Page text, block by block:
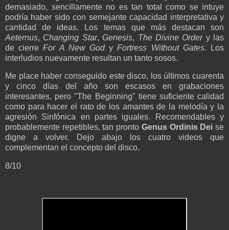
demasiado, sencillamente no es tan total como se intuye
podría haber sido con semejante capacidad interpretativa y
cantidad de ideas. Los temas que más destacan son
Aeternus, Changing Star,Genesis, The Divine Ordery las
de cierreFor A New GodyFortress Without Gates. Los
interludios nuevamente resultan un tanto sosos.
Me place haber conseguido este disco, los últimos cuarenta
y cinco días del año son escasos en grabaciones
interesantes, pero "The Beginning" tiene suficiente calidad
como para hacer el rato de los amantes de la melodía y la
agresión Sinfónica en partes iguales. Recomendables y
probablemente repetibles, tan pronto Genus Ordinis Dei se
digne a volver. Dejo abajo los cuatro videos que
complementan el concepto del disco.
8/10